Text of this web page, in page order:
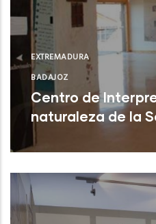
EXTREMADURA
BADAJOZ
Centro de
naturaleza de la
Castuera (Badajoz)